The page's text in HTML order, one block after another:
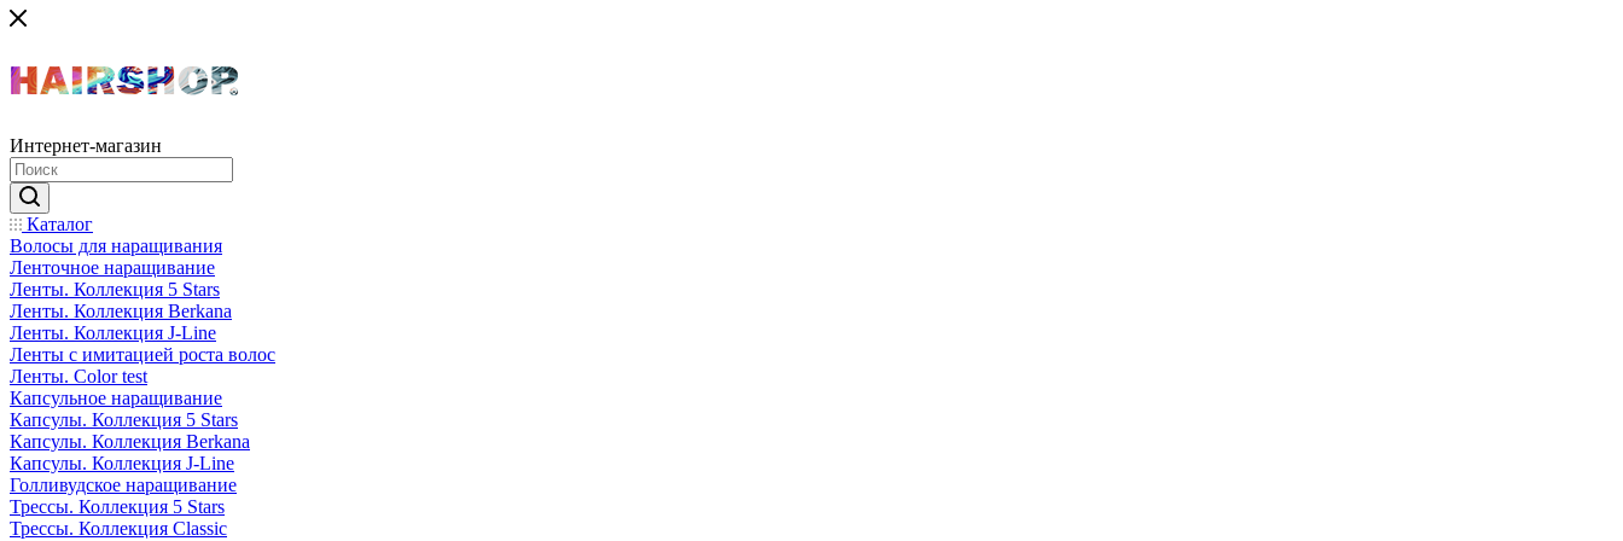
Интернет-магазин
Каталог
Волосы для наращивания
Ленточное наращивание
Ленты. Коллекция 5 Stars
Ленты. Коллекция Berkana
Ленты. Коллекция J-Line
Ленты с имитацией роста волос
Ленты. Color test
Капсульное наращивание
Капсулы. Коллекция 5 Stars
Капсулы. Коллекция Berkana
Капсулы. Коллекция J-Line
Голливудское наращивание
Трессы. Коллекция 5 Stars
Трессы. Коллекция Classic